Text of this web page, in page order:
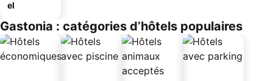
el
Gastonia : catégories d’hôtels populaires